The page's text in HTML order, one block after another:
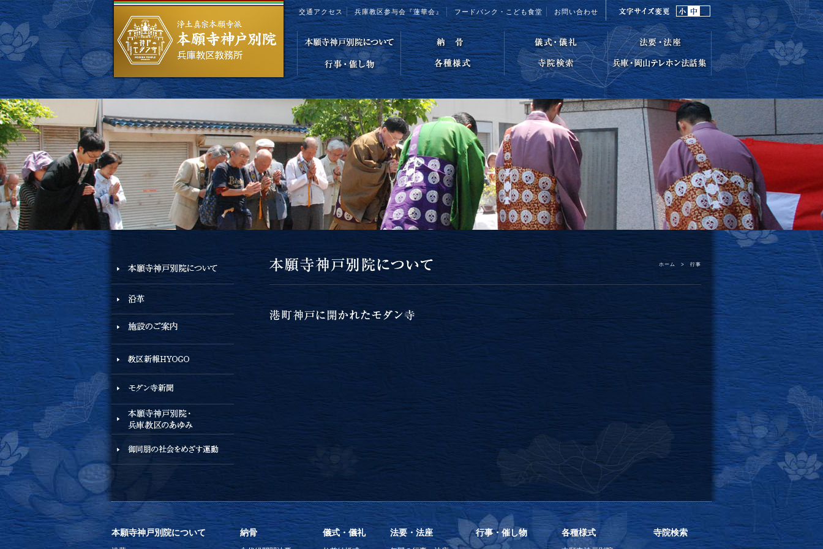
お問い合わせ
フードバンク・こども食堂
兵庫教区参与会『蓮華会』
交通アクセス
ホーム > 行事
本願寺神戸別院について 納骨 儀式・儀礼 法要・法座 行事・催し物 各種様式 寺院検索